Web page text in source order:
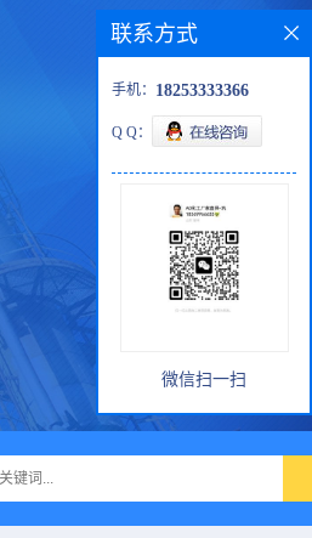
联系方式
手机： 18253333366
Q Q：
微信扫一扫